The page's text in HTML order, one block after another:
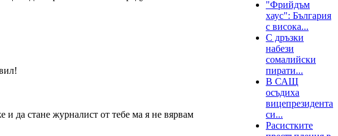
да стане журналист от тебе ма я не вярвам
"Фрийдъм
хаус": България
с висока...
С дръзки
набези
сомалийски
пирати...
В САЩ
осъдиха
вицепрезидента
си...
Расистките